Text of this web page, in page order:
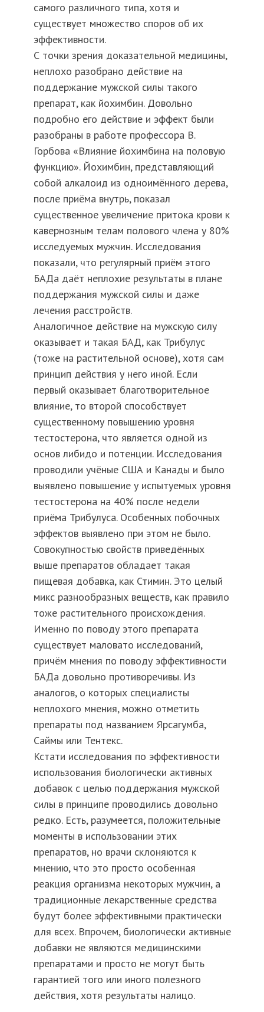
самого различного типа, хотя и
существует множество споров об их
эффективности.
С точки зрения доказательной медицины,
неплохо разобрано действие на
поддержание мужской силы такого
препарат, как йохимбин. Довольно
подробно его действие и эффект были
разобраны в работе профессора В.
Горбова «Влияние йохимбина на половую
функцию». Йохимбин, представляющий
собой алкалоид из одноимённого дерева,
после приёма внутрь, показал
существенное увеличение притока крови к
кавернозным телам полового члена у 80%
исследуемых мужчин. Исследования
показали, что регулярный приём этого
БАДа даёт неплохие результаты в плане
поддержания мужской силы и даже
лечения расстройств.
Аналогичное действие на мужскую силу
оказывает и такая БАД, как Трибулус
(тоже на растительной основе), хотя сам
принцип действия у него иной. Если
первый оказывает благотворительное
влияние, то второй способствует
существенному повышению уровня
тестостерона, что является одной из
основ либидо и потенции. Исследования
проводили учёные США и Канады и было
выявлено повышение у испытуемых уровня
тестостерона на 40% после недели
приёма Трибулуса. Особенных побочных
эффектов выявлено при этом не было.
Совокупностью свойств приведённых
выше препаратов обладает такая
пищевая добавка, как Стимин. Это целый
микс разнообразных веществ, как правило
тоже растительного происхождения.
Именно по поводу этого препарата
существует маловато исследований,
причём мнения по поводу эффективности
БАДа довольно противоречивы. Из
аналогов, о которых специалисты
неплохого мнения, можно отметить
препараты под названием Ярсагумба,
Саймы или Тентекс.
Кстати исследования по эффективности
использования биологически активных
добавок с целью поддержания мужской
силы в принципе проводились довольно
редко. Есть, разумеется, положительные
моменты в использовании этих
препаратов, но врачи склоняются к
мнению, что это просто особенная
реакция организма некоторых мужчин, а
традиционные лекарственные средства
будут более эффективными практически
для всех. Впрочем, биологически активные
добавки не являются медицинскими
препаратами и просто не могут быть
гарантией того или иного полезного
действия, хотя результаты налицо.